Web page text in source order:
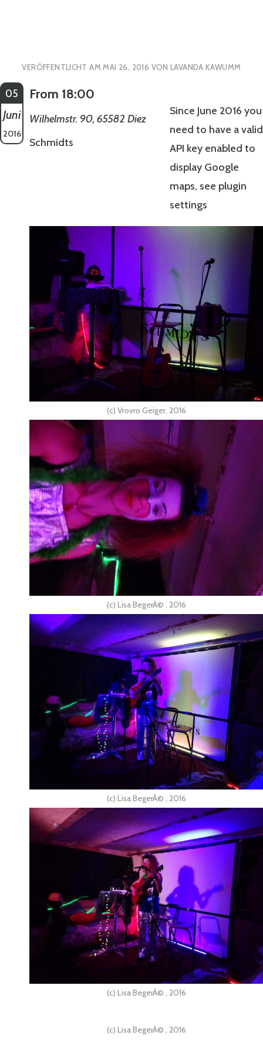
VERÖFFENTLICHT AMMAI 26, 2016 VONLAVANDA KAWUMM
05
Juni
2016
Since June 2016 you
need to have a valid
API key enabled to
display Google
maps, see plugin
settings
From 18:00
Wilhelmstr. 90, 65582 Diez
Schmidts
(c) Vrovro Geiger, 2016
(c) Lisa BegerÃ© , 2016
(c) Lisa BegerÃ© , 2016
(c) Lisa BegerÃ© , 2016
(c) Lisa BegerÃ© , 2016